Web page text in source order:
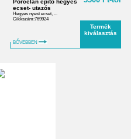
Porcelán építő hegyes
ecset- utazós
Hegyes nyest ecset, ...
Cikkszám:769924
BŐVEBBEN
Termék
kiválasztás